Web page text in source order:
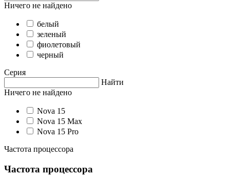
Ничего не найдено
белый
зеленый
фиолетовый
черный
Серия
Найти
Ничего не найдено
Nova 15
Nova 15 Max
Nova 15 Pro
Частота процессора
Частота процессора